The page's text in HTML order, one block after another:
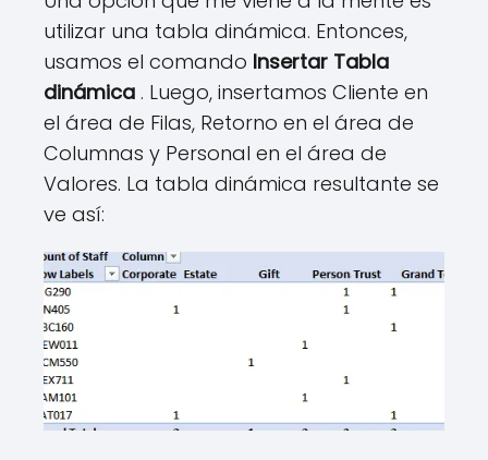
utilizar una tabla dinámica. Entonces,
usamos el comando Insertar Tabla
dinámica . Luego, insertamos Cliente en
el área de Filas, Retorno en el área de
Columnas y Personal en el área de
Valores. La tabla dinámica resultante se
ve así: